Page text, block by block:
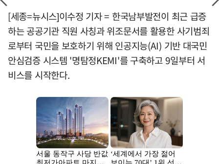
[세종=뉴시스]이수정 기자 = 한국남부발전이 최근 급증
하는 공공기관 직원 사칭과 위조문서를 활용한 사기범죄
로부터 국민을 보호하기 위해 인공지능(AI) 기반 대국민
안심검증 시스템 '명탐정KEMI'를 구축하고 9일부터 서
비스를 시작한다.